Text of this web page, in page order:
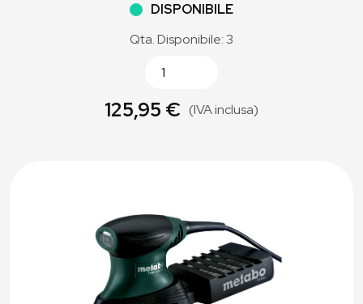
DISPONIBILE
Qta. Disponibile: 3
125,95 € (IVA inclusa)